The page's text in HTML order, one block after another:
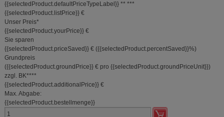
{{selectedProduct.defaultPriceTypeLabel}} ** ***
{{selectedProduct.listPrice}} €
Unser Preis*
{{selectedProduct.yourPrice}} €
Sie sparen
{{selectedProduct.priceSaved}} € ({{selectedProduct.percentSaved}}%)
Grundpreis
({{selectedProduct.groundPrice}} €pro {{selectedProduct.groundPriceUnit}})
zzgl. BK****
{{selectedProduct.additionalPrice}} €
Max. Abgabe:
{{selectedProduct.bestellmenge}}